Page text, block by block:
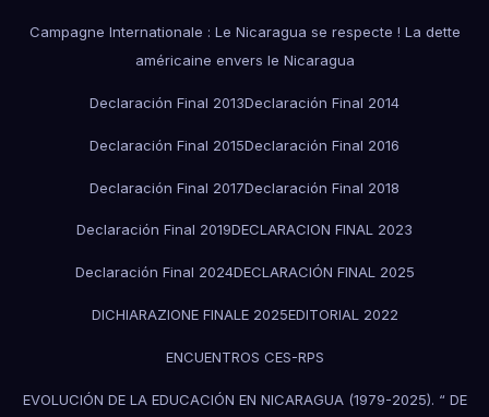
Campagne Internationale : Le Nicaragua se respecte ! La dette
américaine envers le Nicaragua
Declaración Final 2013Declaración Final 2014
Declaración Final 2015Declaración Final 2016
Declaración Final 2017Declaración Final 2018
Declaración Final 2019DECLARACION FINAL 2023
Declaración Final 2024DECLARACIÓN FINAL 2025
DICHIARAZIONE FINALE 2025EDITORIAL 2022
ENCUENTROS CES-RPS
EVOLUCIÓN DE LA EDUCACIÓN EN NICARAGUA (1979-2025). “ DE